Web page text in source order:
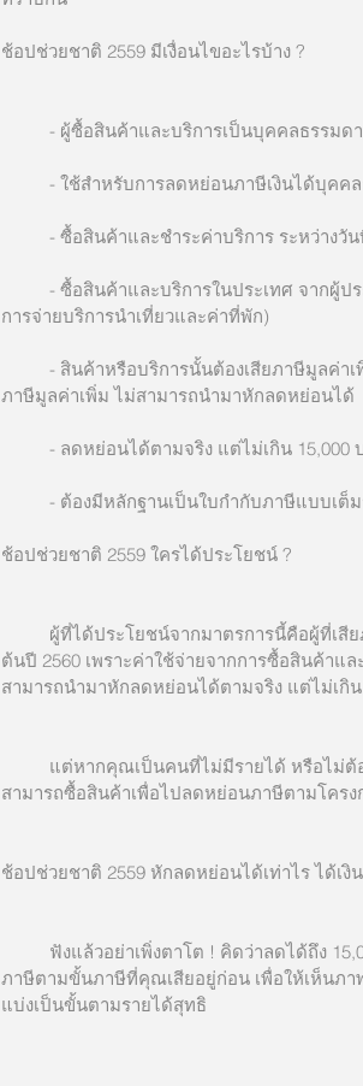
ช้อปช่วยชาติ 2559 มีเงื่อนไขอะไรบ้าง ?
- ผู้ซื้อสินค้าและบริการเป็นบุคคลธ
- ใช้สำหรับการลดหย่อนภาษีเงิน
- ซื้อสินค้าและชำระค่าบริการ ระหว่
การจ่ายบริการนำเที่ยวและค่าที่พัก)
ภาษีมูลค่าเพิ่ม ไม่สามารถนํามาหักลดหย่อนได้
- ลดหย่อนได้ตามจริง แต่ไม่เกิน
- ต้องมีหลักฐานเป็นใบกำกับภาษีแ
ช้อปช่วยชาติ 2559 ใครได้ประโยชน์ ?
ต้นปี 2560 เพราะค่าใช้จ่ายจากการซื้อสินค้าแ
สามารถนำมาหักลดหย่อนได้ตามจริง แต่ไม่เกิน
สามารถซื้อสินค้าเพื่อไปลดหย่อนภาษีตามโครง
ช้อปช่วยชาติ 2559 หักลดหย่อนได้เท่าไร ได้เ
ภาษีตามขั้นภาษีที่คุณเสียอยู่ก่อน เพื่อให้เห็นภา
แบ่งเป็นขั้นตามรายได้สุทธิ